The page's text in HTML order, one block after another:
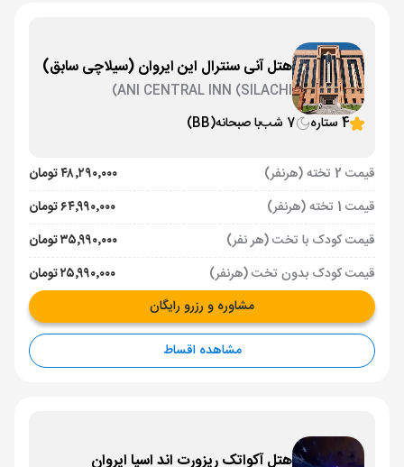
هتل آنی سنترال این ایروان (سیلاچی سابق)
ANI CENTRAL INN (SILACHI)
4 ستاره
7 شب با صبحانه(BB)
قیمت 2 تخته (هرنفر)
۴۸٬۲۹۰٬۰۰۰ تومان
قیمت 1 تخته (هرنفر)
۶۴٬۹۹۰٬۰۰۰ تومان
قیمت کودک با تخت (هر نفر)
۳۵٬۹۹۰٬۰۰۰ تومان
قیمت کودک بدون تخت (هرنفر)
۲۵٬۹۹۰٬۰۰۰ تومان
مشاوره و رزرو رایگان
مشاهده اقساط
هتل آکواتک ریزورت اند اسپا ایروان